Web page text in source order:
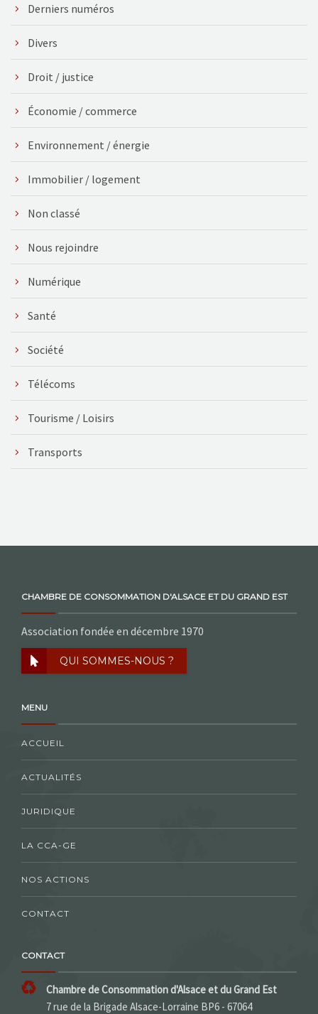
Derniers numéros
Divers
Droit / justice
Économie / commerce
Environnement / énergie
Immobilier / logement
Non classé
Nous rejoindre
Numérique
Santé
Société
Télécoms
Tourisme / Loisirs
Transports
CHAMBRE DE CONSOMMATION D'ALSACE ET DU GRAND EST
Association fondée en décembre 1970
QUI SOMMES-NOUS ?
MENU
ACCUEIL
ACTUALITÉS
JURIDIQUE
LA CCA-GE
NOS ACTIONS
CONTACT
CONTACT
Chambre de Consommation d'Alsace et du Grand Est
7 rue de la Brigade Alsace-Lorraine BP6 - 67064